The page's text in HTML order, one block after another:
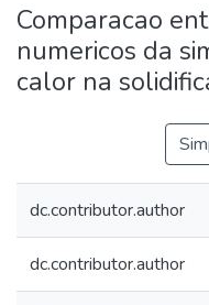
All of DSpace
Statistics
Comparacao
numericos da
calor na
dc.contributor.author
dc.contributor.author